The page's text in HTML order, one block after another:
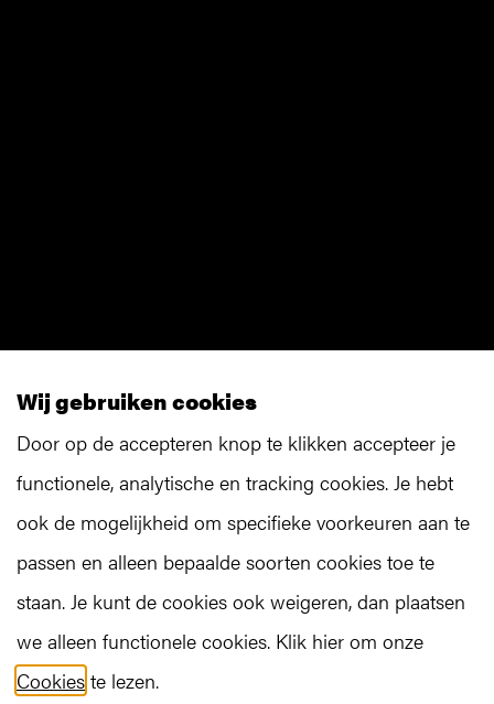
Wij gebruiken cookies
Door op de accepteren knop te klikken accepteer je
functionele, analytische en tracking cookies. Je hebt
ook de mogelijkheid om specifieke voorkeuren aan te
passen en alleen bepaalde soorten cookies toe te
staan. Je kunt de cookies ook weigeren, dan plaatsen
we alleen functionele cookies. Klik hier om onze
Cookies te lezen.